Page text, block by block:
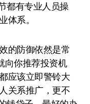
都有专业人员操
体系。
的防御依然是常
向你推荐投资机
应该立即警铃大
关系推广，更不